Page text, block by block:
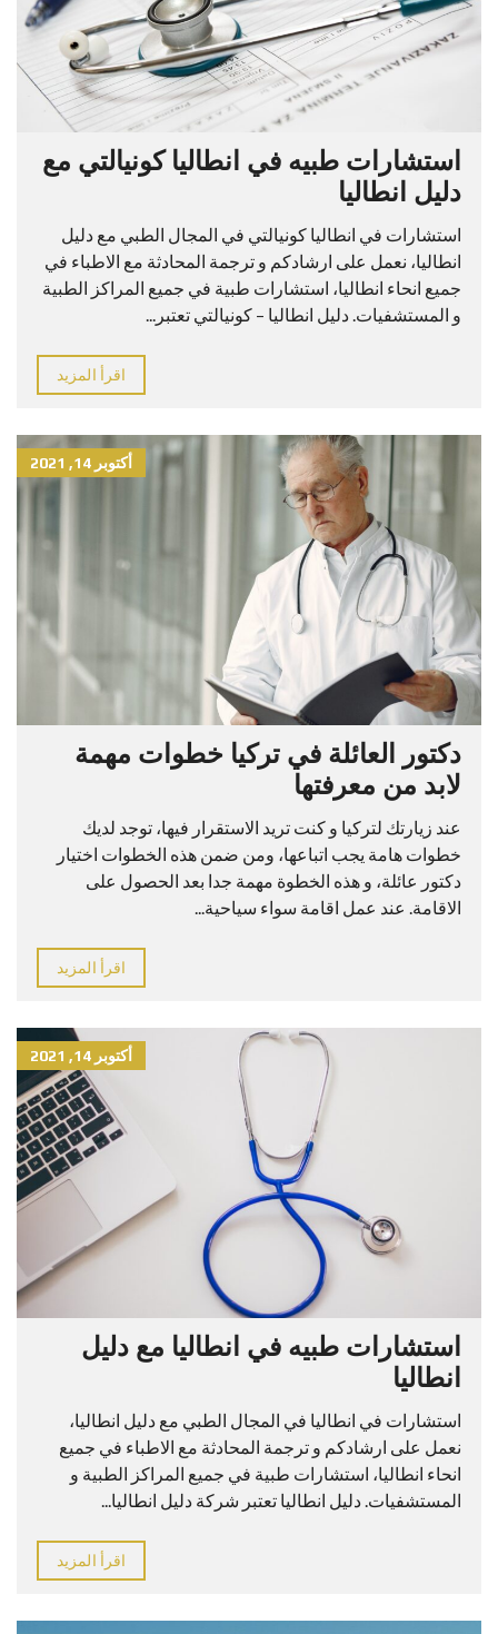
استشارات طبيه في انطاليا كونيالتي مع
دليل انطاليا
استشارات في انطاليا كونيالتي في المجال الطبي مع دليل
انطاليا، نعمل على ارشادكم و ترجمة المحادثة مع الاطباء في
جميع انحاء انطاليا، استشارات طبية في جميع المراكز الطبية
و المستشفيات. دليل انطاليا – كونيالتي تعتبر...
اقرأ المزيد
أكتوبر 14, 2021
دكتور العائلة في تركيا خطوات مهمة
لابد من معرفتها
عند زيارتك لتركيا و كنت تريد الاستقرار فيها، توجد لديك
خطوات هامة يجب اتباعها، ومن ضمن هذه الخطوات اختيار
دكتور عائلة، و هذه الخطوة مهمة جدا بعد الحصول على
الاقامة. عند عمل اقامة سواء سياحية...
اقرأ المزيد
أكتوبر 14, 2021
استشارات طبيه في انطاليا مع دليل
انطاليا
استشارات في انطاليا في المجال الطبي مع دليل انطاليا،
نعمل على ارشادكم و ترجمة المحادثة مع الاطباء في جميع
انحاء انطاليا، استشارات طبية في جميع المراكز الطبية و
المستشفيات. دليل انطاليا تعتبر شركة دليل انطاليا...
اقرأ المزيد